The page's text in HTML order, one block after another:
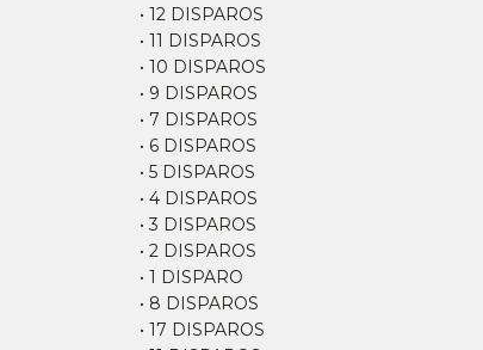
• 12 DISPAROS
• 11 DISPAROS
• 10 DISPAROS
• 9 DISPAROS
• 7 DISPAROS
• 6 DISPAROS
• 5 DISPAROS
• 4 DISPAROS
• 3 DISPAROS
• 2 DISPAROS
• 1 DISPARO
• 8 DISPAROS
• 17 DISPAROS